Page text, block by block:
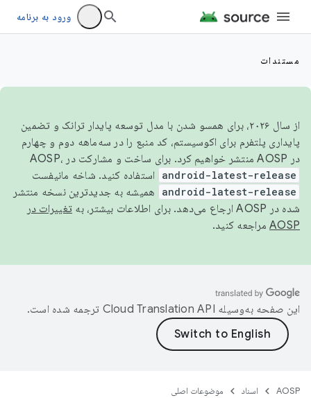
ورود به برنامه
مستندات
از سال ۲۰۲۶، برای همسو شدن با مدل توسعه پایدار ترانک و تضمین
پایداری پلتفرم برای اکوسیستم، کد منبع را در سه‌ماهه دوم و چهارم
در AOSP منتشر خواهیم کرد. برای ساخت و مشارکت در AOSP،
android-latest-release استفاده کنید. شاخه مانیفست
android-latest-release
همیشه به جدیدترین نسخه منتشر
شده در AOSP ارجاع می‌دهد. برای اطلاعات بیشتر، به
تغییرات در
AOSP مراجعه کنید.
این صفحه به‌وسیله ترجمه شده است.
AOSP اسناد موضوعات اصلی